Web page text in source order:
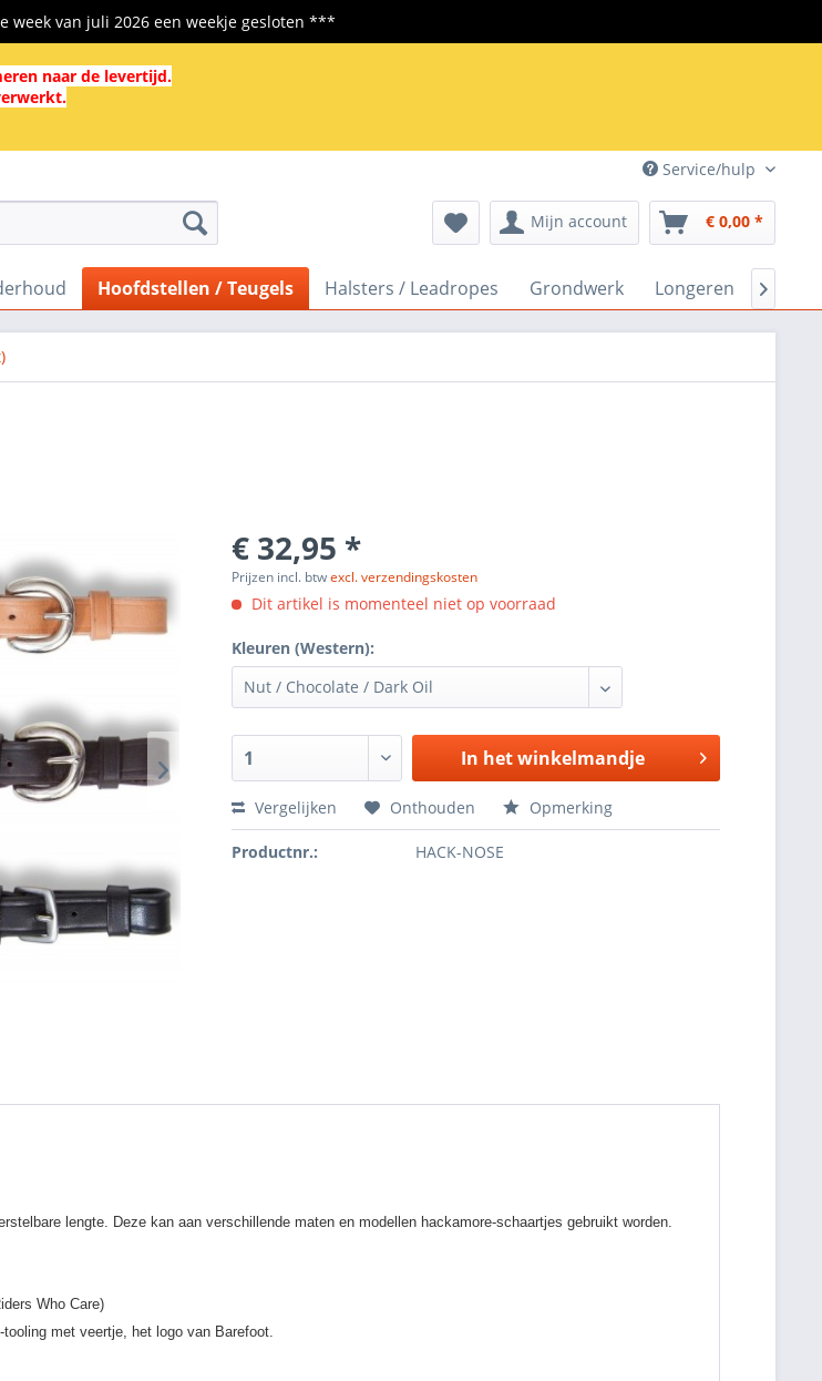
week van juli 2026 een weekje gesloten ***
naar de levertijd.
Service/hulp
Mijn account € 0,00 *
Hoofdstellen / Teugels Halsters / Leadropes Grondwerk Longeren 
€ 32,95 *
Prijzen incl. btwexcl. verzendingskosten
Dit artikel is momenteel niet op voorraad
Kleuren (Western):
In het winkelmandje
Vergelijken Onthouden Opmerking
Productnr.: HACK-NOSE
lengte. Deze kan aan verschillende maten en modellen hackamore-schaartjes gebruikt worden.
Who Care)
met veertje, het logo van Barefoot.